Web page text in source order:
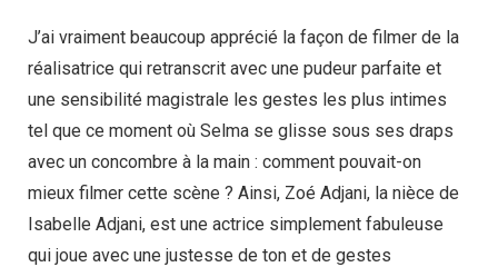
J’ai vraiment beaucoup apprécié la façon de filmer de la
réalisatrice qui retranscrit avec une pudeur parfaite et
une sensibilité magistrale les gestes les plus intimes
tel que ce moment où Selma se glisse sous ses draps
avec un concombre à la main : comment pouvait-on
mieux filmer cette scène ? Ainsi, Zoé Adjani, la nièce de
Isabelle Adjani, est une actrice simplement fabuleuse
qui joue avec une justesse de ton et de gestes